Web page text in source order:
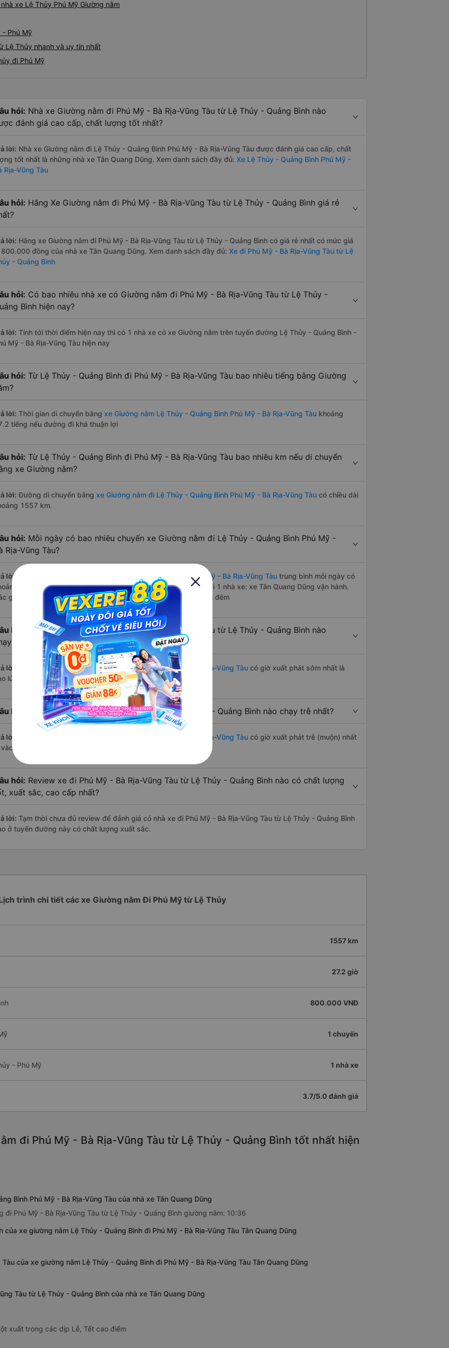
xe Lệ Thủy Phú Mỹ Giường nằm
- Phú Mỹ
Lệ Thủy nhanh và uy tín nhất
đi Phú Mỹ
hỏi: Nhà xe Giường nằm đi Phú Mỹ - Bà Rịa-Vũng Tàu từ Lệ Thủy - Quảng Bình nào
đánh giá cao cấp, chất lượng tốt nhất?
lời: Nhà xe Giường nằm đi Lệ Thủy - Quảng Bình Phú Mỹ - Bà Rịa-Vũng Tàu được đánh giá cao cấp, chất
tốt nhất là những nhà xe Tân Quang Dũng. Xem danh sách đầy đủ: Xe Lệ Thủy - Quảng Bình Phú Mỹ -
Rịa-Vũng Tàu
hỏi: Hãng Xe Giường nằm đi Phú Mỹ - Bà Rịa-Vũng Tàu từ Lệ Thủy - Quảng Bình giá rẻ
lời: Hãng xe Giường nằm đi Phú Mỹ - Bà Rịa-Vũng Tàu từ Lệ Thủy - Quảng Bình có giá rẻ nhất có mức giá
800.000 đồng của nhà xe Tân Quang Dũng. Xem danh sách đầy đủ: Xe đi Phú Mỹ - Bà Rịa-Vũng Tàu từ Lệ
- Quảng Bình
hỏi: Có bao nhiêu nhà xe có Giường nằm đi Phú Mỹ - Bà Rịa-Vũng Tàu từ Lệ Thủy -
Bình hiện nay?
lời: Tính tới thời điểm hiện nay thì có 1 nhà xe có xe Giường nằm trên tuyến đường Lệ Thủy - Quảng Bình -
Mỹ - Bà Rịa-Vũng Tàu hiện nay
hỏi: Từ Lệ Thủy - Quảng Bình đi Phú Mỹ - Bà Rịa-Vũng Tàu bao nhiêu tiếng bằng Giường
lời: Thời gian di chuyển bằng xe Giường nằm Lệ Thủy - Quảng Bình Phú Mỹ - Bà Rịa-Vũng Tàu khoảng
tiếng nếu đường đi khá thuận lợi
hỏi: Từ Lệ Thủy - Quảng Bình đi Phú Mỹ - Bà Rịa-Vũng Tàu bao nhiêu km nếu di chuyển
xe Giường nằm?
lời: Đường di chuyển bằng xe Giường nằm đi Lệ Thủy - Quảng Bình Phú Mỹ - Bà Rịa-Vũng Tàu có chiều dài
1557 km.
hỏi: Mỗi ngày có bao nhiêu chuyến xe Giường nằm đi Lệ Thủy - Quảng Bình Phú Mỹ -
Rịa-Vũng Tàu?
lời: xe Giường nằm Lệ Thủy - Quảng Bình Phú Mỹ - Bà Rịa-Vũng Tàu trung bình mỗi ngày có
1 chuyến trênVexere.combắt đầu từ 10:36 đến 10:36 bởi 1 nhà xe: xe Tân Quang Dũng vận hành.
giờ xe chạy có đầy đủ cả ban ngày, buổi trưa, buổi chiều, ban đêm
hỏi:
Nhà xe Giường nằm đi Phú Mỹ - Bà Rịa-Vũng Tàu từ Lệ Thủy - Quảng Bình nào
sớm nhất?
lời: ChuyếnGiường nằm Lệ Thủy - Quảng Bình Phú Mỹ - Bà Rịa-Vũng Tàu có giờ xuất phát sớm nhất là
lúc 10:36 là của nhà xe Tân Quang Dũng.
hỏi: Nhà xe đi Phú Mỹ - Bà Rịa-Vũng Tàu từ Lệ Thủy - Quảng Bình nào chạy trễ nhất?
lời: Giường nằm Lệ Thủy - Quảng Bình Phú Mỹ - Bà Rịa-Vũng Tàu có giờ xuất phát trễ (muộn) nhất
vào lúc 10:36 là của nhà xe Tân Quang Dũng.
hỏi: Review xe đi Phú Mỹ - Bà Rịa-Vũng Tàu từ Lệ Thủy - Quảng Bình nào có chất lượng
xuất sắc, cao cấp nhất?
lời: Tạm thời chưa đủ review để đánh giá có nhà xe đi Phú Mỹ - Bà Rịa-Vũng Tàu từ Lệ Thủy - Quảng Bình
ở tuyến đường này có chất lượng xuất sắc.
trình chi tiết các xe Giường nằm Đi Phú Mỹ từ Lệ Thủy
1557 km
27.2 giờ
800.000 VNĐ
1 chuyến
- Phú Mỹ 1 nhà xe
3.7/5.0 đánh giá
đi Phú Mỹ - Bà Rịa-Vũng Tàu từ Lệ Thủy - Quảng Bình tốt nhất hiện
Bình Phú Mỹ - Bà Rịa-Vũng Tàu của nhà xe Tân Quang Dũng
đi Phú Mỹ - Bà Rịa-Vũng Tàu từ Lệ Thủy - Quảng Bình giường nằm: 10:36
xe giường nằm Lệ Thủy - Quảng Bình đi Phú Mỹ - Bà Rịa-Vũng Tàu Tân Quang Dũng
của xe giường nằm Lệ Thủy - Quảng Bình đi Phú Mỹ - Bà Rịa-Vũng Tàu Tân Quang Dũng
Tàu từ Lệ Thủy - Quảng Bình của nhà xe Tân Quang Dũng
xuất trong các dịp Lễ, Tết cao điểm